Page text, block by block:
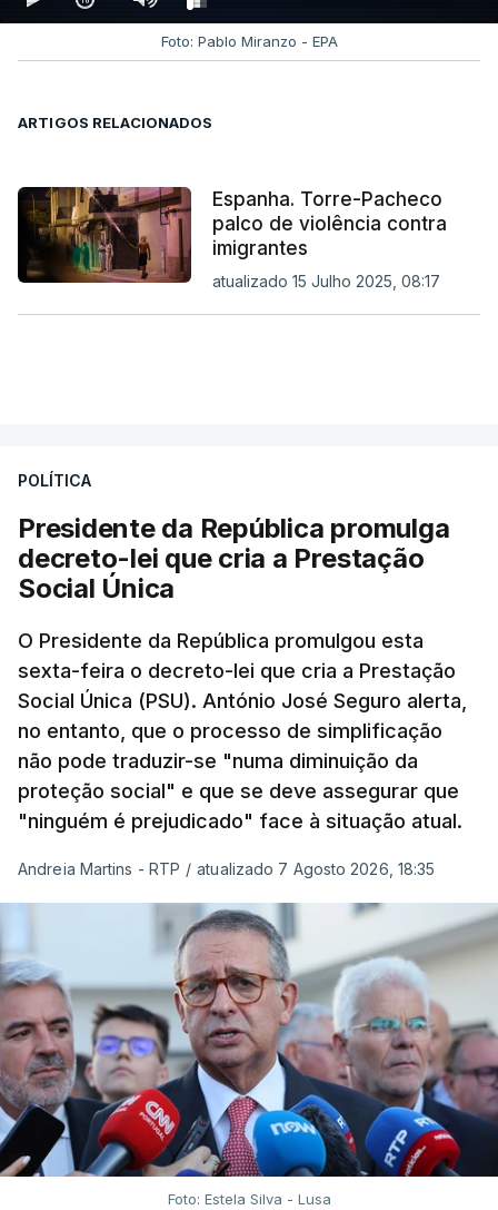
Foto: Pablo Miranzo - EPA
ARTIGOS RELACIONADOS
Espanha. Torre-Pacheco
palco de violência contra
imigrantes
atualizado 15 Julho 2025, 08:17
POLÍTICA
Presidente da República promulga
decreto-lei que cria a Prestação
Social Única
O Presidente da República promulgou esta
sexta-feira o decreto-lei que cria a Prestação
Social Única (PSU). António José Seguro alerta,
no entanto, que o processo de simplificação
não pode traduzir-se "numa diminuição da
proteção social" e que se deve assegurar que
"ninguém é prejudicado" face à situação atual.
Andreia Martins - RTP / atualizado 7 Agosto 2026, 18:35
Foto: Estela Silva - Lusa